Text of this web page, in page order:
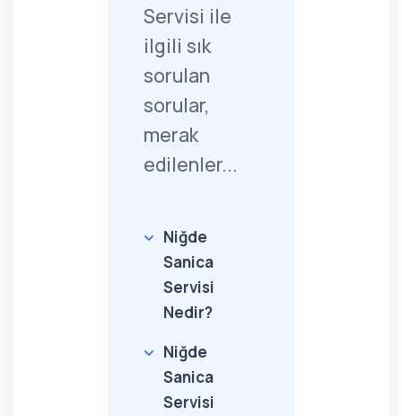
Servisi ile
ilgili sık
sorulan
sorular,
merak
edilenler...
Niğde
Sanica
Servisi
Nedir?
Niğde
Sanica
Servisi